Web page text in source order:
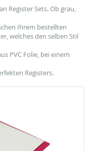
Register Sets. Ob grau,
Ihrem bestellten
welches den selben Stil
PVC Folie, bei einem
Registers.